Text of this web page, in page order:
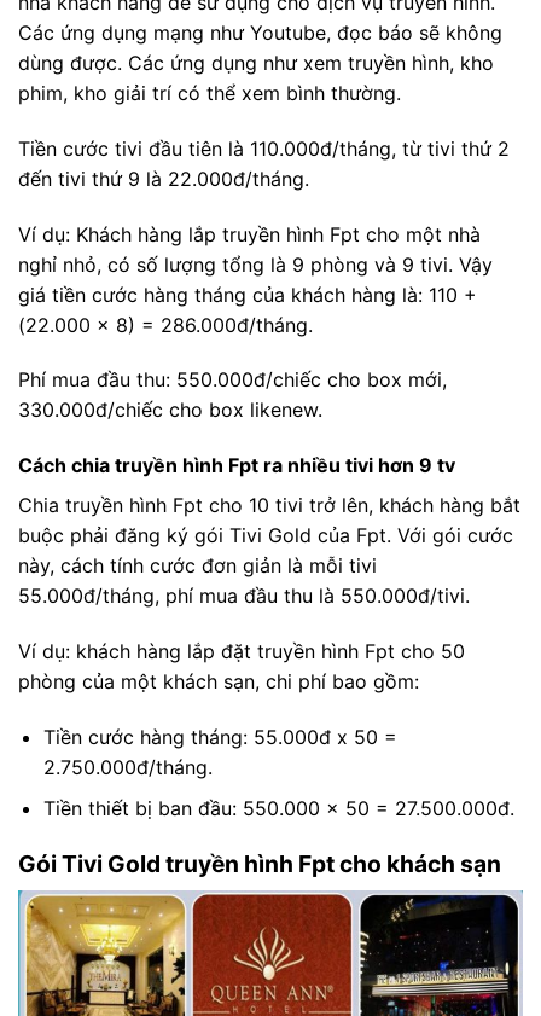
Các ứng dụng mạng như Youtube, đọc báo sẽ không
dùng được. Các ứng dụng như xem truyền hình, kho
phim, kho giải trí có thể xem bình thường.
Tiền cước tivi đầu tiên là 110.000đ/tháng, từ tivi thứ 2
đến tivi thứ 9 là 22.000đ/tháng.
Ví dụ: Khách hàng lắp truyền hình Fpt cho một nhà
nghỉ nhỏ, có số lượng tổng là 9 phòng và 9 tivi. Vậy
giá tiền cước hàng tháng của khách hàng là: 110 +
(22.000 x 8) = 286.000đ/tháng.
Phí mua đầu thu: 550.000đ/chiếc cho box mới,
330.000đ/chiếc cho box likenew.
Cách chia truyền hình Fpt ra nhiều tivi hơn 9 tv
Chia truyền hình Fpt cho 10 tivi trở lên, khách hàng bắt
buộc phải đăng ký gói Tivi Gold của Fpt. Với gói cước
này, cách tính cước đơn giản là mỗi tivi
55.000đ/tháng, phí mua đầu thu là 550.000đ/tivi.
Ví dụ: khách hàng lắp đặt truyền hình Fpt cho 50
phòng của một khách sạn, chi phí bao gồm:
Tiền cước hàng tháng: 55.000đ x 50 =
2.750.000đ/tháng.
Tiền thiết bị ban đầu: 550.000 x 50 = 27.500.000đ.
Gói Tivi Gold truyền hình Fpt cho khách sạn